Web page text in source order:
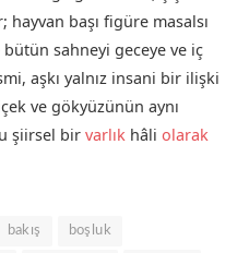
hayvan başı figüre masalsı
sahneyi geceye ve iç
aşkı yalnız insani bir ilişki
ve gökyüzünün aynı
şiirsel bir varlık hâli olarak
bakış boşluk